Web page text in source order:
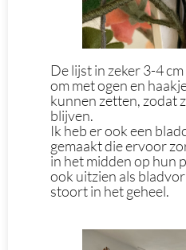
De lijst in zeker 3-4
om met ogen en
kunnen zetten, zodat
blijven.
Ik heb er ook een
gemaakt die ervoor
in het midden op hun
ook uitzien als
stoort in het geheel.